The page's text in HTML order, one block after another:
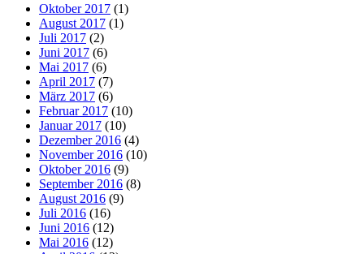
Oktober 2017 (1)
August 2017 (1)
Juli 2017 (2)
Juni 2017 (6)
Mai 2017 (6)
April 2017 (7)
März 2017 (6)
Februar 2017 (10)
Januar 2017 (10)
Dezember 2016 (4)
November 2016 (10)
Oktober 2016 (9)
September 2016 (8)
August 2016 (9)
Juli 2016 (16)
Juni 2016 (12)
Mai 2016 (12)